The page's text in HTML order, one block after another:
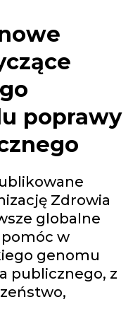
poprawy
Zdrowia
globalne
w
genomu
publicznego, z